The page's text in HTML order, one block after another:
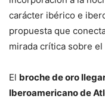
carácter ibérico e
propuesta que
mirada crítica sobre
El broche de oro
Iberoamericano de